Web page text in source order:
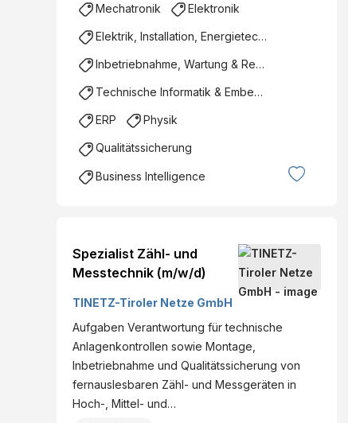
Mechatronik Elektronik
Elektrik, Installation, Energietechnik
Inbetriebnahme, Wartung & Reparatur
Technische Informatik & Embedded Systems
ERP Physik
Qualitätssicherung
Business Intelligence
Spezialist Zähl- und
Messtechnik (m/w/d)
TINETZ-Tiroler Netze GmbH
Aufgaben Verantwortung für technische
Anlagenkontrollen sowie Montage,
Inbetriebnahme und Qualitätssicherung von
fernauslesbaren Zähl- und Messgeräten in
Hoch-, Mittel- und…